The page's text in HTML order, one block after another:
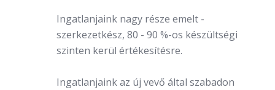
Ingatlanjaink nagy része emelt -
szerkezetkész, 80 - 90 %-os készültségi
szinten kerül értékesítésre.
Ingatlanjaink az új vevő által szabadon